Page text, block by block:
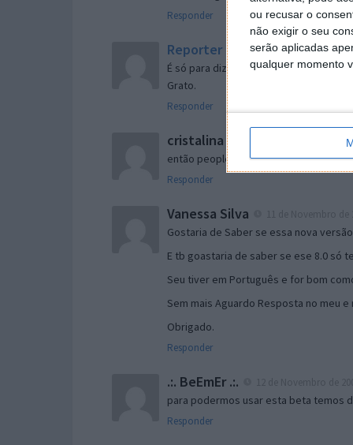
ou recusar o
não exigir o seu
serão aplicadas
qualquer momento
Responder
Reporter 7 de Novembro de 2005 às
É só para dizer que ainda não me
Grato.
Responder
cristalina 11 de Novembro de 2005
então people
Responder
Vanessa Silva
Gostaria de Saber se essa nova
E tb goastaria de saber se ese 8.0 só
Seu tiver em Português e for bom
Sem mais Aguardo Resposta no meu e
Obrigado.
Responder
.:. BeEmEr .:.
para podermos usar esta beta temos
Responder